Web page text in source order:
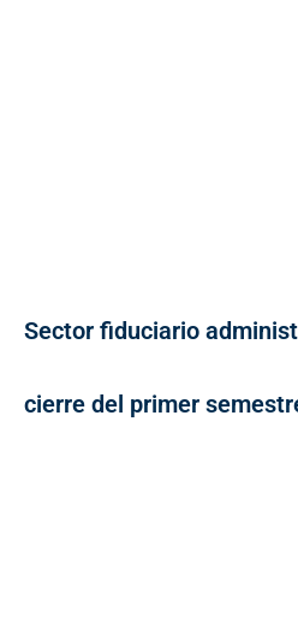
Sector fiduciario
cierre del primer